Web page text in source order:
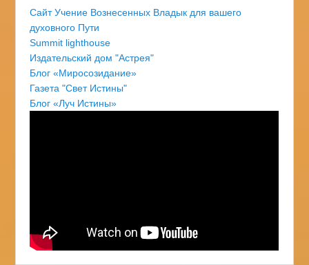
Сайт Учение Вознесенных Владык для вашего
духовного Пути
Summit lighthouse
Издательский дом "Астрея"
Блог «Миросозидание»
Газета "Свет Истины"
Блог «Луч Истины»